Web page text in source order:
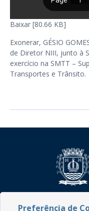
Baixar [80.66 KB]
Exonerar, GÉSIO
de Diretor NIII, junto à
exercício na SMTT –
Transportes e Trânsito.
Preferência de